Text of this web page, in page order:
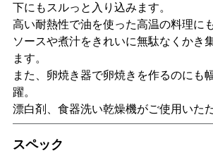
下にもスルっと入り込みます。
高い耐熱性で油を使った高温の料理にも
ソースや煮汁をきれいに無駄なくかき
ます。
また、卵焼き器で卵焼きを作るのにも
躍。
漂白剤、食器洗い乾燥機がご使用いた
スペック